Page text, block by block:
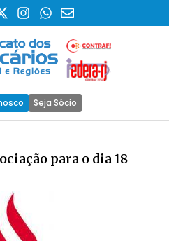
Seja Sócio
para o dia 18